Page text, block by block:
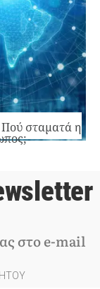
Πού σταματά η
στο e-mail